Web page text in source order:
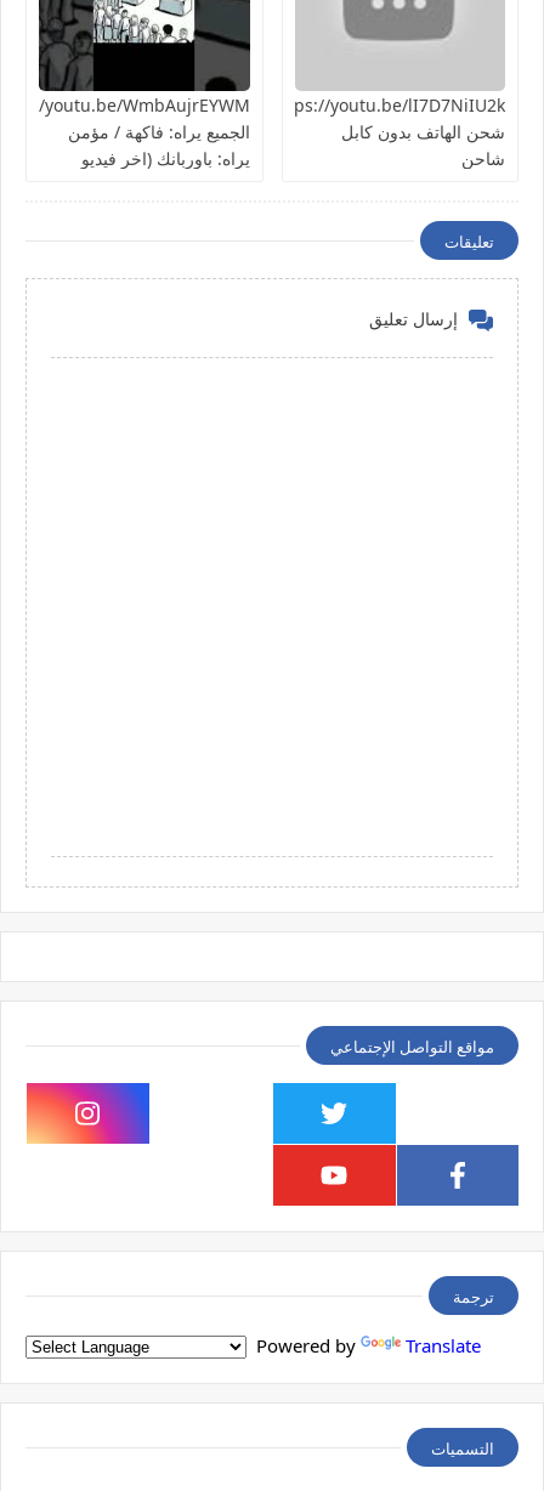
https://youtu.be/lI7D7NiIU2kطريقة
شحن الهاتف بدون كابل
شاحن
الجميع يراه: فاكهة / مؤمن
يراه: باوربانك (اخر فيديو
تعليقات
إرسال تعليق
مواقع التواصل الإجتماعي
ترجمة
Powered by Translate
التسميات